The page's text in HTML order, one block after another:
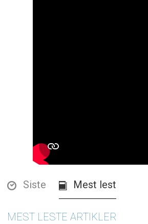
Siste Mest lest
MEST LESTE ARTIKLER